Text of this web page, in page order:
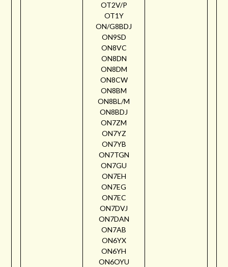
OT2V/P
OT1Y
ON/G8BDJ
ON9SD
ON8VC
ON8DN
ON8DM
ON8CW
ON8BM
ON8BL/M
ON8BDJ
ON7ZM
ON7YZ
ON7YB
ON7TGN
ON7GU
ON7EH
ON7EG
ON7EC
ON7DVJ
ON7DAN
ON7AB
ON6YX
ON6YH
ON6OYU